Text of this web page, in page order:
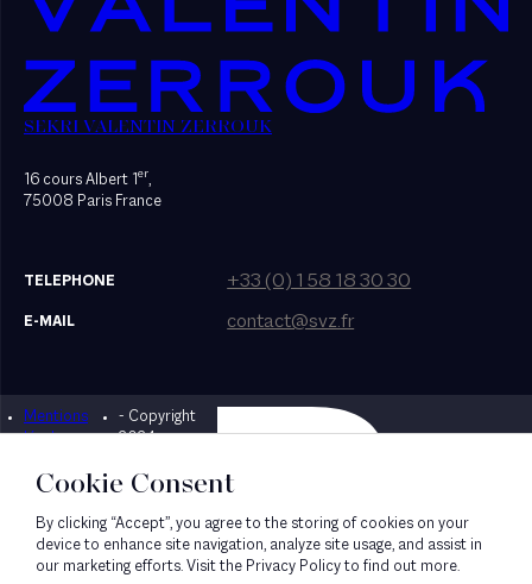
SEKRI VALENTIN ZERROUK
16 cours Albert 1er,
75008 Paris France
TELEPHONE +33 (0) 1 58 18 30 30
E-MAIL contact@svz.fr
Mentions
légales
- Copyright
2024
Designed by Bonhomme
Cookie Consent
By clicking “Accept”, you agree to the storing of cookies on your
device to enhance site navigation, analyze site usage, and assist in
our marketing efforts. Visit the Privacy Policy to find out more.